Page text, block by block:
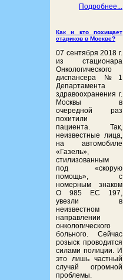
Подробнее...
Как и кто похищает
стариков в Москве?
07 сентября 2018 г.
из стационара
Онкологического
диспансера №1
Департамента
здравоохранения г.
Москвы в
очередной раз
похитили
пациента. Так,
неизвестные лица,
на автомобиле
«Газель»,
стилизованным
под «скорую
помощь», с
номерным знаком
О 985 ЕС 197,
увезли в
неизвестном
направлении
онкологического
больного. Сейчас
розыск проводится
силами полиции. И
это лишь частный
случай огромной
проблемы.